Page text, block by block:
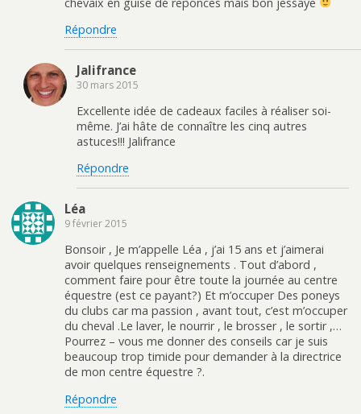
Répondre
Jalifrance
30 mars 2015
Excellente idée de cadeaux faciles à réaliser soi-
même. J’ai hâte de connaître les cinq autres
astuces!!! Jalifrance
Répondre
Léa
9 février 2015
Bonsoir , Je m’appelle Léa , j’ai 15 ans et j’aimerai
avoir quelques renseignements . Tout d’abord ,
comment faire pour être toute la journée au centre
équestre (est ce payant?) Et m’occuper Des poneys
du clubs car ma passion , avant tout, c’est m’occuper
du cheval .Le laver, le nourrir , le brosser , le sortir ,…
Pourrez – vous me donner des conseils car je suis
beaucoup trop timide pour demander à la directrice
de mon centre équestre ?.
Répondre